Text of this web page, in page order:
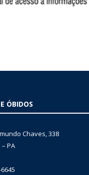
ÓBIDOS
Chaves, 338
PA